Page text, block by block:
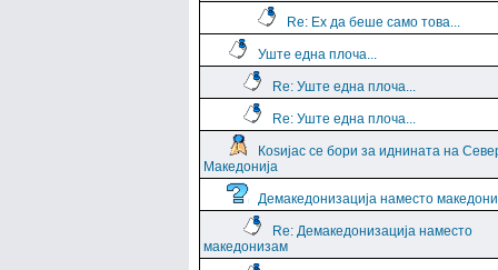
Re: Ех да беше само това...
Уште една плоча...
Re: Уште една плоча...
Re: Уште една плоча...
Коѕијас се бори за иднината на
Македонија
Демакедонизација наместо
Re: Демакедонизација наместо
македонизам